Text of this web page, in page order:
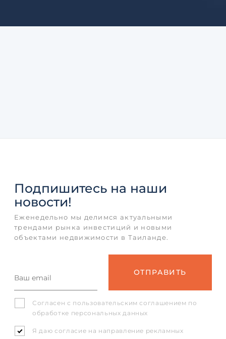
Подпишитесь на наши
новости!
Еженедельно мы делимся актуальными
трендами рынка инвестиций и новыми
объектами недвижимости в Таиланде.
Согласен с пользовательским соглашением по
обработке персональных данных
Я даю согласие на направление рекламных